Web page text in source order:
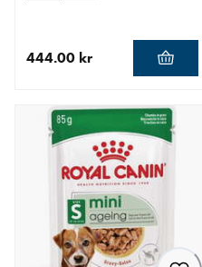
444.00 kr